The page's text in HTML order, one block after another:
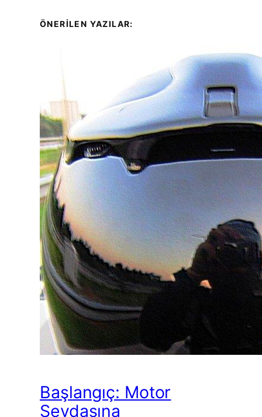
ÖNERİLEN YAZILAR:
Başlangıç: Motor
Sevdasına